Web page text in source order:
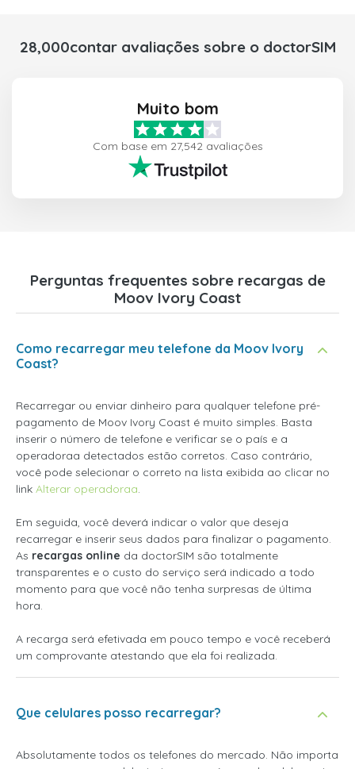
28,000contar avaliações sobre o doctorSIM
Muito bom
Com base em 27,542 avaliações
Perguntas frequentes sobre recargas de
Moov Ivory Coast
Como recarregar meu telefone da Moov Ivory
Coast?
Recarregar ou enviar dinheiro para qualquer telefone pré-
pagamento de Moov Ivory Coast é muito simples. Basta
inserir o número de telefone e verificar se o país e a
operadoraa detectados estão corretos. Caso contrário,
você pode selecionar o correto na lista exibida ao clicar no
link Alterar operadoraa.
Em seguida, você deverá indicar o valor que deseja
recarregar e inserir seus dados para finalizar o pagamento.
As recargas online da doctorSIM são totalmente
transparentes e o custo do serviço será indicado a todo
momento para que você não tenha surpresas de última
hora.
A recarga será efetivada em pouco tempo e você receberá
um comprovante atestando que ela foi realizada.
Que celulares posso recarregar?
Absolutamente todos os telefones do mercado. Não importa